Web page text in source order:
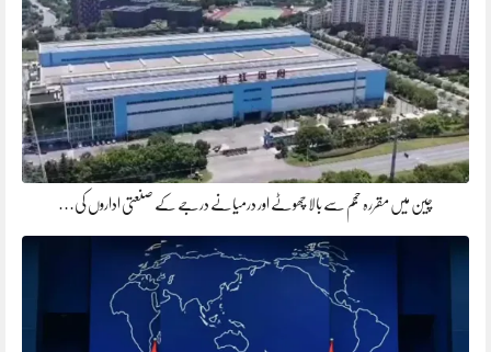
چین میں مقررہ حجم سے بالا چھوٹے اور درمیانے درجے کے صنعتی اداروں کی…